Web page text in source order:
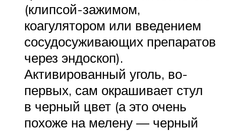
(клипсой-зажимом,
коагулятором или введением
сосудосуживающих препаратов
через эндоскоп).
Активированный уголь, во-
первых, сам окрашивает стул
в черный цвет (а это очень
похоже на мелену — черный